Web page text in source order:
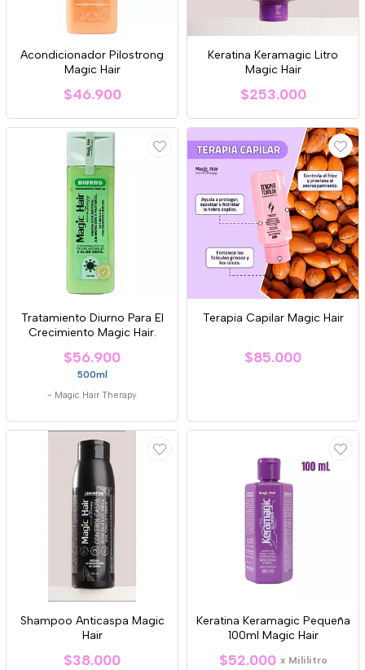
Acondicionador Pilostrong
Magic Hair
$46.900
Keratina Keramagic Litro
Magic Hair
$253.000
Tratamiento Diurno Para El
Crecimiento Magic Hair.
$56.900
500ml
- Magic Hair Therapy
Terapia Capilar Magic Hair
$85.000
Shampoo Anticaspa Magic
Hair
$38.000
Keratina Keramagic Pequeña
100ml Magic Hair
$52.000 x Mililitro